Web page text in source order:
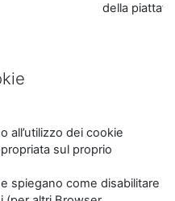
della
all’utilizzo dei cookie
sul proprio
spiegano come disabilitare